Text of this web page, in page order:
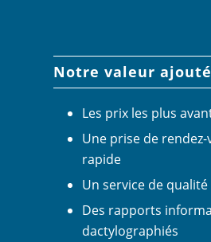
Notre valeur
Les prix les plus
Une prise de
rapide
Un service de
Des rapports
dactylographiés